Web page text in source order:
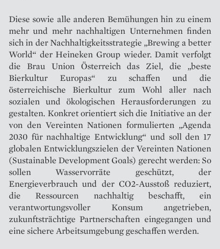
Diese sowie alle anderen Bemühungen hin zu einem
mehr und mehr nachhaltigen Unternehmen finden
sich in der Nachhaltigkeitsstrategie „Brewing a better
World“ der Heineken Group wieder. Damit verfolgt
die Brau Union Österreich das Ziel, die „beste
Bierkultur Europas“ zu schaffen und die
österreichische Bierkultur zum Wohl aller nach
sozialen und ökologischen Herausforderungen zu
gestalten. Konkret orientiert sich die Initiative an der
von den Vereinten Nationen formulierten „Agenda
2030 für nachhaltige Entwicklung“ und soll den 17
globalen Entwicklungszielen der Vereinten Nationen
(Sustainable Development Goals) gerecht werden: So
sollen Wasservorräte geschützt, der
Energieverbrauch und der CO2-Ausstoß reduziert,
die Ressourcen nachhaltig beschafft, ein
verantwortungsvoller Konsum angetrieben,
zukunftsträchtige Partnerschaften eingegangen und
eine sichere Arbeitsumgebung geschaffen werden.